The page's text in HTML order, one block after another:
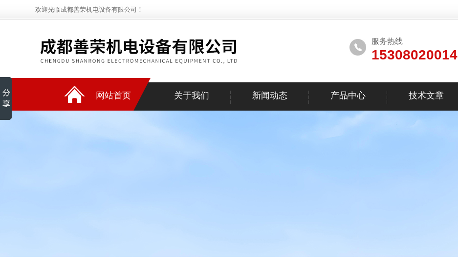
欢迎光临成都善荣机电设备有限公司！
服务热线
15308020014
网站首页 关于我们 新闻动态 产品中心 技术文章